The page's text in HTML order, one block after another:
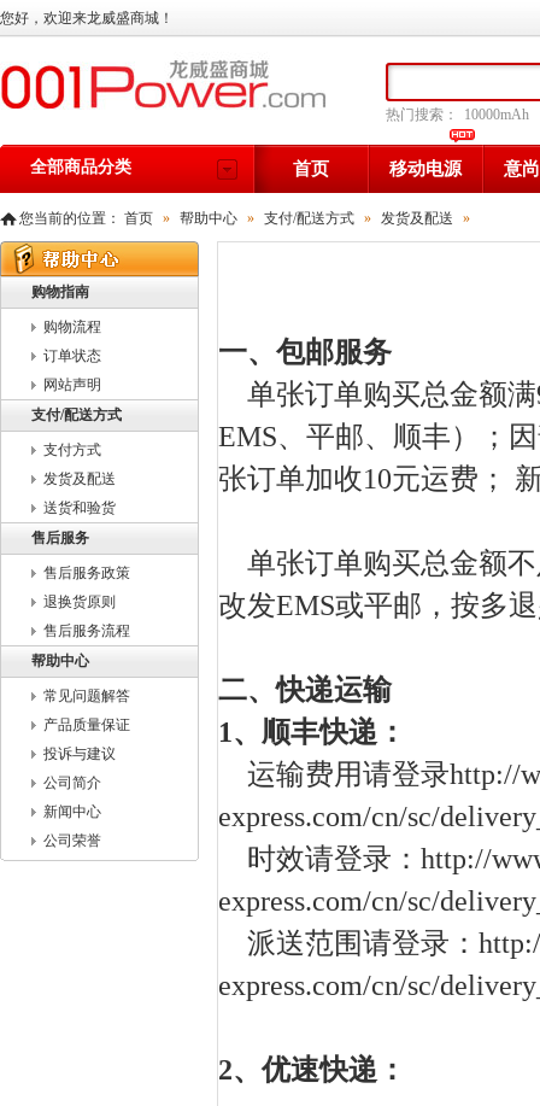
全部商品分类
您好，欢迎来龙威盛商城！
热门搜索： 10000mAh
首页 移动电源 意
您当前的位置： 首页 » 帮助中心 » 支付/配送方式 » 发货及配送 »
一、包邮服务
单张订单购买总金额满
EMS、平邮、顺丰）；
张订单加收10元运费；
单张订单购买总金额不
改发EMS或平邮，按多
二、快递运输
1、顺丰快递：
运输费用请登录http://
express.com/cn/sc/
时效请登录： http://
express.com/cn/sc/
派送范围请登录：
express.com/cn/sc/
2、优速快递：
购物指南
购物流程
订单状态
网站声明
支付/配送方式
支付方式
发货及配送
送货和验货
售后服务
售后服务政策
退换货原则
售后服务流程
帮助中心
常见问题解答
产品质量保证
投诉与建议
公司简介
新闻中心
公司荣誉